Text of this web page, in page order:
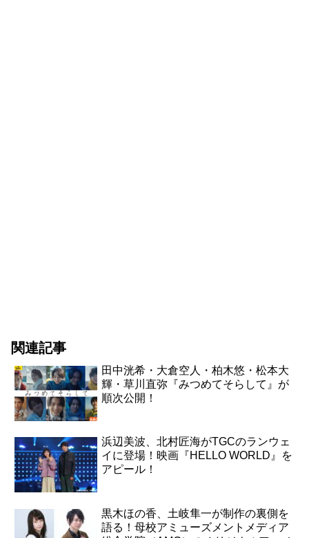
関連記事
田中洸希・大倉空人・柏木悠・松本大
輝・草川直弥『みつめてそらして』が
順次公開！
浜辺美波、北村匠海がTGCのランウェ
イに登場！映画『HELLO WORLD』を
アピール！
黒木ほの香、土岐隼一が制作の裏側を
語る！母校アミューズメントメディア